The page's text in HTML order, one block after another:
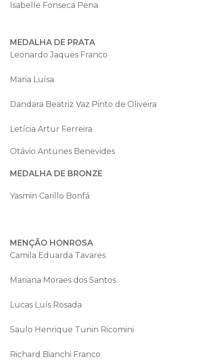
Isabelle Fonseca Pena
MEDALHA DE PRATA
Leonardo Jaques Franco
Maria Luísa
Dandara Beatriz Vaz Pinto de Oliveira
Letícia Artur Ferreira
Otávio Antunes Benevides
MEDALHA DE BRONZE
Yasmin Carillo Bonfá
MENÇÃO HONROSA
Camila Eduarda Tavares
Mariana Moraes dos Santos
Lucas Luís Rosada
Saulo Henrique Tunin Ricomini
Richard Bianchi Franco